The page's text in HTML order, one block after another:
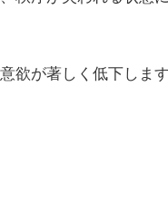
欲が著しく低下します